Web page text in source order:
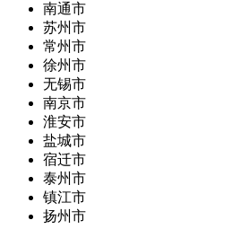
南通市
苏州市
常州市
徐州市
无锡市
南京市
淮安市
盐城市
宿迁市
泰州市
镇江市
扬州市